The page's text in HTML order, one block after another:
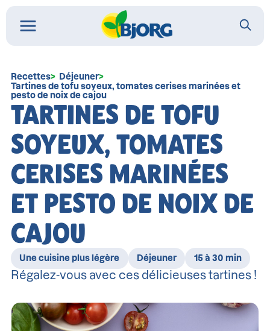
Recettes
Déjeuner
Tartines de tofu soyeux, tomates cerises marinées et
pesto de noix de cajou
TARTINES DE TOFU
SOYEUX, TOMATES
CERISES MARINÉES
ET PESTO DE NOIX DE
CAJOU
Une cuisine plus légère Déjeuner 15 à 30 min
Régalez-vous avec ces délicieuses tartines !